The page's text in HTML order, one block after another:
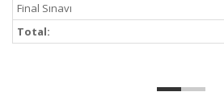
Final Sınavı
Total: